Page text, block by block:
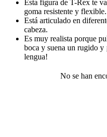
Esta figura de T-Rex te
goma resistente y flexible.
Está articulado en
cabeza.
Es muy realista porque
boca y suena un rugido y
lengua!
No se han